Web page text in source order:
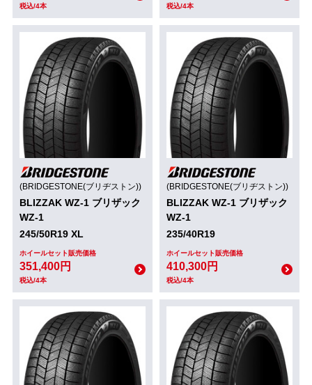
税込/4本 税込/4本
(BRIDGESTONE(ブリヂストン))
BLIZZAK WZ-1 ブリザック
WZ-1
245/50R19 XL
ホイールセット販売価格
351,400円
税込/4本
(BRIDGESTONE(ブリヂストン))
BLIZZAK WZ-1 ブリザック
WZ-1
235/40R19
ホイールセット販売価格
410,300円
税込/4本